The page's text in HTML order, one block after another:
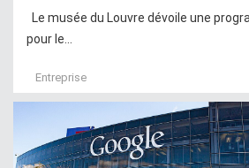
Le musée du Louvre dévoile une
pour le...
Entreprise